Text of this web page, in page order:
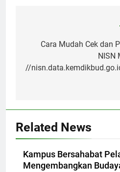
navigation
Cara Mudah Cek dan
NISN
//
Related News
Kampus Bersahabat
Mengembangkan